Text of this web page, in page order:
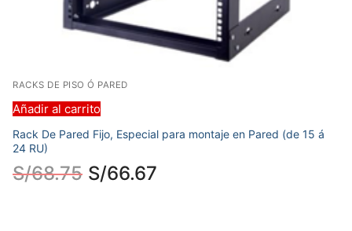
RACKS DE PISO Ó PARED
Añadir al carrito
Rack De Pared Fijo, Especial para montaje en Pared (de 15 á
24 RU)
S/68.75 S/66.67